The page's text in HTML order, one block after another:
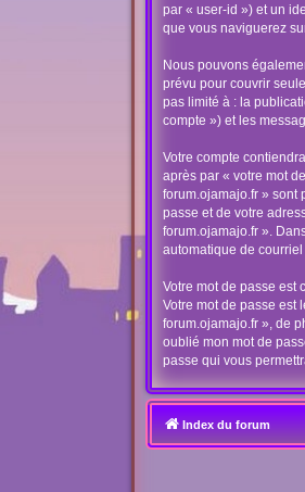
par « user-id ») et un
que vous naviguerez
Nous pouvons
prévu pour couvrir
pas limité à : la
compte ») et les
Votre compte
après par « votre mot
forum.ojamajo.fr » sont
passe et de votre
forum.ojamajo.fr ».
automatique de
Votre mot de passe est
Votre mot de passe est
forum.ojamajo.fr », de
oublié mon mot de
passe qui vous
Index du forum